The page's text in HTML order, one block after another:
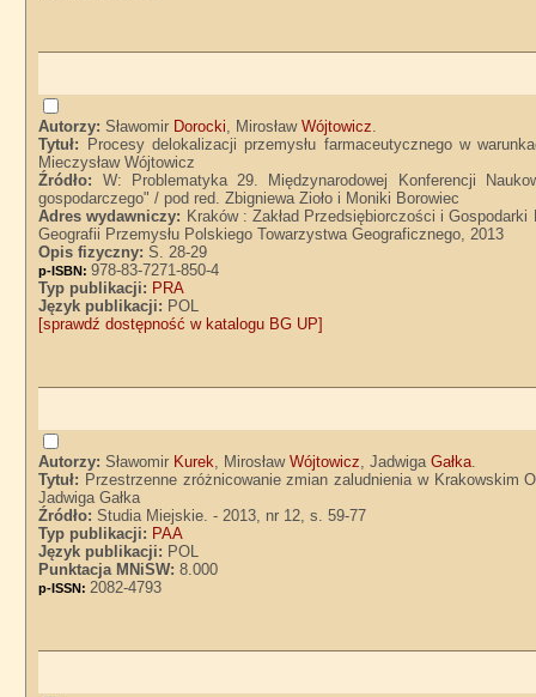
Autorzy:Sławomir Dorocki, MirosławWójtowicz.
Tytuł:
Procesy delokalizacji przemysłu farmaceutycznego w
Mieczysław Wójtowicz
Źródło: W: Problematyka 29. Międzynarodowej Konferencji
gospodarczego" / pod red. Zbigniewa Zioło i Moniki Borowiec
Adres wydawniczy: Kraków : Zakład Przedsiębiorczości i
Geografii Przemysłu Polskiego Towarzystwa Geograficznego, 2013
Opis fizyczny:S. 28-29
p-ISBN:978-83-7271-850-4
Typ publikacji: PRA
Język publikacji: POL
[sprawdź dostępność w katalogu BG UP]
Autorzy:Sławomir Kurek, MirosławWójtowicz, JadwigaGałka.
Tytuł: Przestrzenne zróżnicowanie zmian zaludnienia w Krakowskim
Jadwiga Gałka
Źródło:Studia Miejskie. - 2013, nr 12, s. 59-77
Typ publikacji: PAA
Język publikacji: POL
Punktacja MNiSW:8.000
p-ISSN: 2082-4793